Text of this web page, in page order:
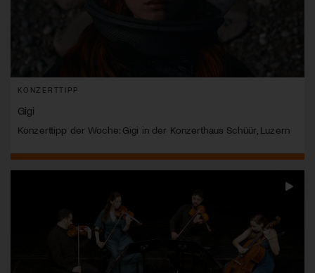
KONZERTTIPP
Gigi
Konzerttipp der Woche: Gigi in der Konzerthaus Schüür, Luzern